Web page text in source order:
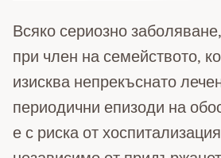
Всяко сериозно
при член на семейството,
изисква непрекъснато
периодични епизоди на
е с риска от